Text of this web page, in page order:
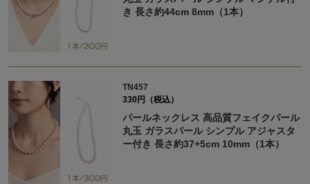
き 長さ約44cm 8mm（1本）
TN457
330円（税込）
パールネックレス 高品質フェイクパール
丸玉 ガラスパール シンプル アジャスタ
ー付き 長さ約37+5cm 10mm（1本）